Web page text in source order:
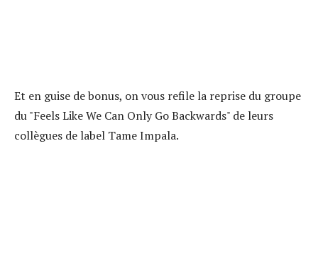
Et en guise de bonus, on vous refile la reprise du groupe
du "Feels Like We Can Only Go Backwards" de leurs
collègues de label Tame Impala.